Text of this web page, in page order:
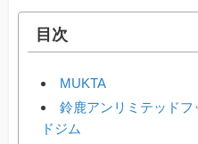
目次
MUKTA
鈴鹿アンリミテッド
ドジム